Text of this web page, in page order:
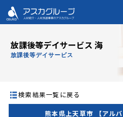
放課後等デイサービス 海
放課後等デイサービス
検索結果一覧に戻る
熊本県上天草市 【アルバ